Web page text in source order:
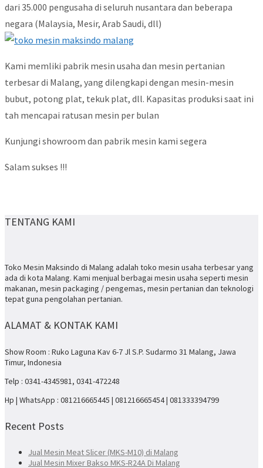
dari 35.000 pengusaha di seluruh nusantara dan beberapa
negara (Malaysia, Mesir, Arab Saudi, dll)
Kami memliki pabrik mesin usaha dan mesin pertanian
terbesar di Malang, yang dilengkapi dengan mesin-mesin
bubut, potong plat, tekuk plat, dll. Kapasitas produksi saat ini
tah mencapai ratusan mesin per bulan
Kunjungi showroom dan pabrik mesin kami segera
Salam sukses !!!
TENTANG KAMI
Toko Mesin Maksindo di Malang adalah toko mesin usaha terbesar yang
ada di kota Malang. Kami menjual berbagai mesin usaha seperti mesin
makanan, mesin packaging / pengemas, mesin pertanian dan teknologi
tepat guna pengolahan pertanian.
ALAMAT & KONTAK KAMI
Show Room : Ruko Laguna Kav 6-7 Jl S.P. Sudarmo 31 Malang, Jawa
Timur, Indonesia
Telp : 0341-4345981, 0341-472248
Hp | WhatsApp : 081216665445 | 081216665454 | 081333394799
Recent Posts
Jual Mesin Meat Slicer (MKS-M10) di Malang
Jual Mesin Mixer Bakso MKS-R24A Di Malang